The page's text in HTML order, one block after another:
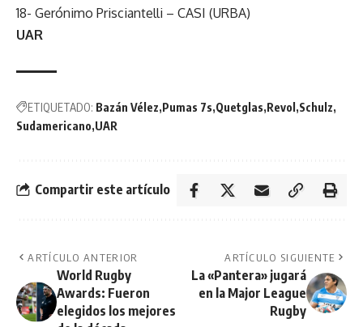
18- Gerónimo Prisciantelli – CASI (URBA)
UAR
ETIQUETADO: Bazán Vélez Pumas 7s Quetglas Revol Schulz
Sudamericano UAR
Compartir este artículo
ARTÍCULO ANTERIOR
World Rugby
Awards: Fueron
elegidos los mejores
ARTÍCULO SIGUIENTE
La «Pantera» jugará
en la Major League
Rugby